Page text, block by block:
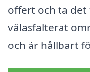
offert och ta
välasfalterat
och är hållbart